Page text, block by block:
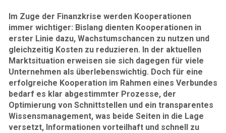
Im Zuge der Finanzkrise werden Kooperationen
immer wichtiger: Bislang dienten Kooperationen in
erster Linie dazu, Wachstumschancen zu nutzen und
gleichzeitig Kosten zu reduzieren. In der aktuellen
Marktsituation erweisen sie sich dagegen für viele
Unternehmen als überlebenswichtig. Doch für eine
erfolgreiche Kooperation im Rahmen eines Verbundes
bedarf es klar abgestimmter Prozesse, der
Optimierung von Schnittstellen und ein transparentes
Wissensmanagement, was beide Seiten in die Lage
versetzt, Informationen vorteilhaft und schnell zu